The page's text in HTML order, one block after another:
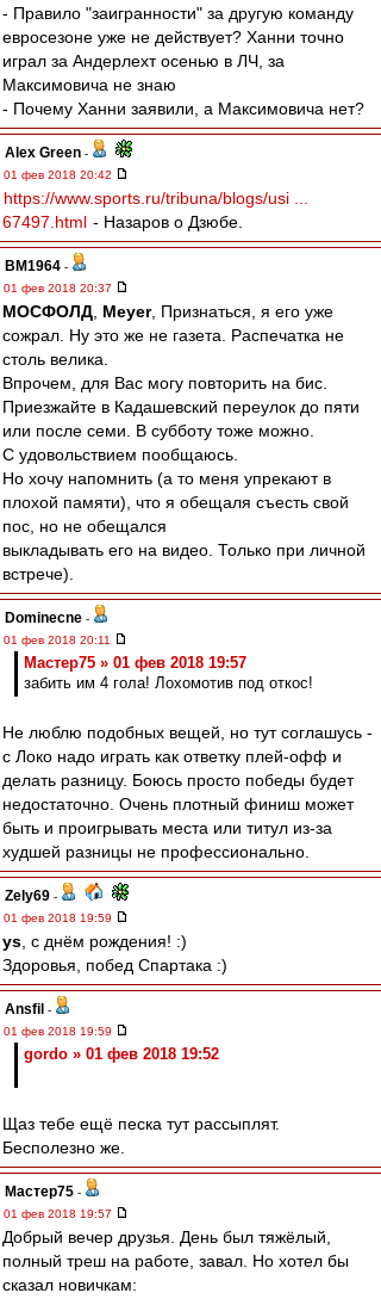
- Правило "заигранности" за другую команду
евросезоне уже не действует? Ханни точно
играл за Андерлехт осенью в ЛЧ, за
Максимовича не знаю
- Почему Ханни заявили, а Максимовича нет?
Alex Green -
01 фев 2018 20:42
https://www.sports.ru/tribuna/blogs/usi ...
67497.html - Назаров о Дзюбе.
BM1964 -
01 фев 2018 20:37
МОСФОЛД Meyer, Признаться, я его уже
сожрал. Ну это же не газета. Распечатка не
столь велика.
Впрочем, для Вас могу повторить на бис.
Приезжайте в Кадашевский переулок до пяти
или после семи. В субботу тоже можно.
С удовольствием пообщаюсь.
Но хочу напомнить (а то меня упрекают в
плохой памяти), что я обещаля съесть свой
пос, но не обещался
выкладывать его на видео. Только при личной
встрече).
Dominecne -
01 фев 2018 20:11
Мастер75 » 01 фев 2018 19:57
забить им 4 гола! Лохомотив под откос!
Не люблю подобных вещей, но тут соглашусь -
с Локо надо играть как ответку плей-офф и
делать разницу. Боюсь просто победы будет
недостаточно. Очень плотный финиш может
быть и проигрывать места или титул из-за
худшей разницы не профессионально.
Zely69 -
01 фев 2018 19:59
ys , с днём рождения! :)
Здоровья, побед Спартака :)
Ansfil -
01 фев 2018 19:59
gordo » 01 фев 2018 19:52
Щаз тебе ещё песка тут рассыплят.
Бесполезно же.
Мастер75 -
01 фев 2018 19:57
Добрый вечер друзья. День был тяжёлый,
полный треш на работе, завал. Но хотел бы
сказал новичкам: